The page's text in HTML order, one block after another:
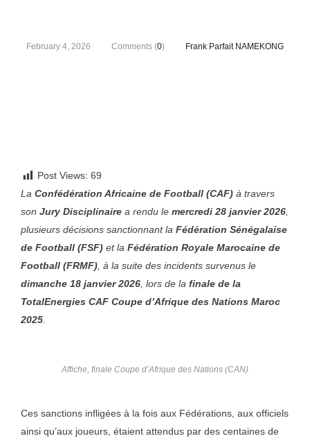
February 4, 2026 Comments (0) Frank Parfait NAMEKONG
Post Views: 69
La Confédération Africaine de Football (CAF) à travers
son Jury Disciplinaire a rendu le mercredi 28 janvier 2026,
plusieurs décisions sanctionnant la Fédération Sénégalaise
de Football (FSF) et la Fédération Royale Marocaine de
Football (FRMF), à la suite des incidents survenus le
dimanche 18 janvier 2026, lors de la finale de la
TotalEnergies CAF Coupe d’Afrique des Nations Maroc
2025.
Affiche, finale Coupe d’Afrique des Nations (CAN)
Ces sanctions infligées à la fois aux Fédérations, aux officiels
ainsi qu’aux joueurs, étaient attendus par des centaines de